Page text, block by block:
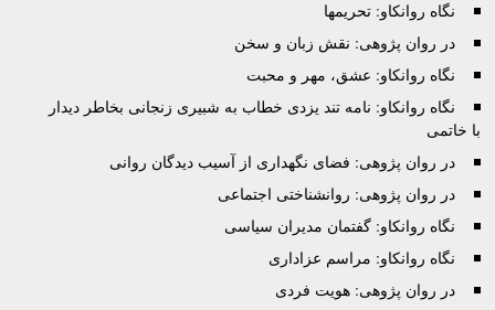
نگاه روانکاو: تحریمها
در روان پژوهی: نقش زبان و سخن
نگاه روانکاو: عشق، مهر و محبت
نگاه روانکاو: نامه تند یزدی خطاب به شبیری زنجانی بخاطر دیدار
با خاتمی
در روان پژوهی: فضای نگهداری از آسیب دیدگان روانی
در روان پژوهی: روانشناختی اجتماعی
نگاه روانکاو: گفتمان مدیران سیاسی
نگاه روانکاو: مراسم عزاداری
در روان پژوهی: هویت فردی